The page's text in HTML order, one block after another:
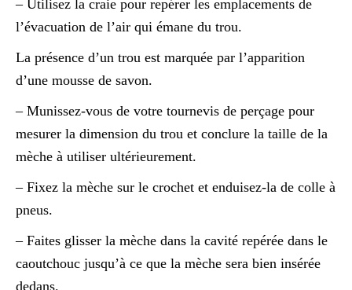
– Utilisez la craie pour repérer les emplacements de
l’évacuation de l’air qui émane du trou.
La présence d’un trou est marquée par l’apparition
d’une mousse de savon.
– Munissez-vous de votre tournevis de perçage pour
mesurer la dimension du trou et conclure la taille de la
mèche à utiliser ultérieurement.
– Fixez la mèche sur le crochet et enduisez-la de colle à
pneus.
– Faites glisser la mèche dans la cavité repérée dans le
caoutchouc jusqu’à ce que la mèche sera bien insérée
dedans.